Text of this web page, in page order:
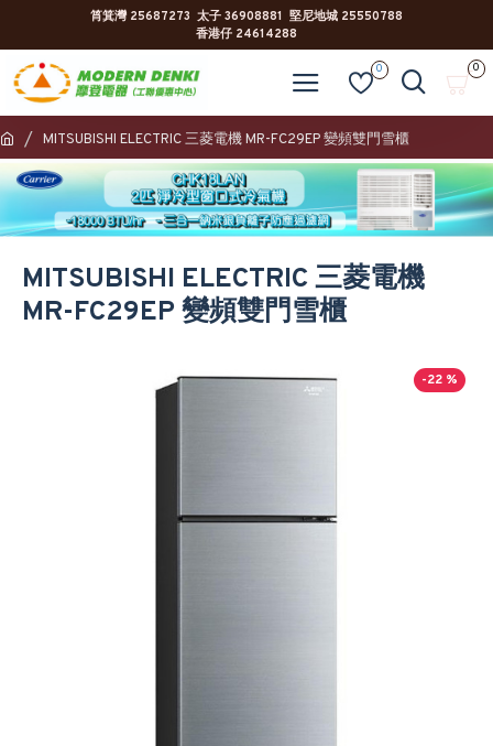
筲箕灣 25687273 太子 36908881 堅尼地城 25550788
香港仔 24614288
0 0
MITSUBISHI ELECTRIC 三菱電機 MR-FC29EP 變頻雙門雪櫃
MITSUBISHI ELECTRIC 三菱電機
MR-FC29EP 變頻雙門雪櫃
-22 %